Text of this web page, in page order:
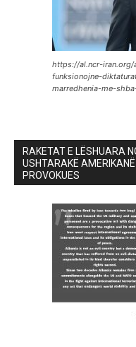
https://al.ncr-
funksionojne-
marredhenia-me-
RAKETAT E LËSHUARA
USHTARAKË
PROVOKUES